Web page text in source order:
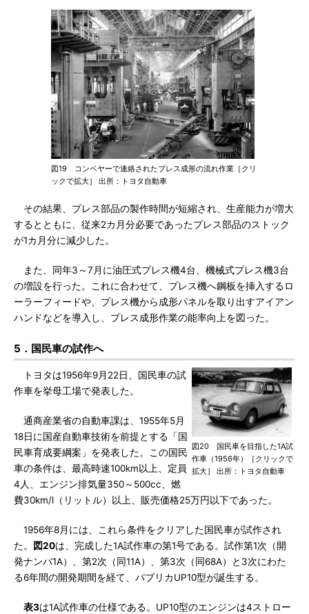
図19 コンベヤーで連絡されたプレス成形の流れ作業［クリ
ックで拡大］ 出所：トヨタ自動車
その結果、プレス部品の製作時間が短縮され、生産能力が増大
するとともに、従来2カ月分必要であったプレス部品のストック
が1カ月分に減少した。
また、同年3～7月に油圧式プレス機4台、機械式プレス機3台
の増設を行った。これに合わせて、プレス機へ鋼板を挿入するロ
ーラーフィードや、プレス機から成形パネルを取り出すアイアン
ハンドなどを導入し、プレス成形作業の能率向上を図った。
5．国民車の試作へ
図20 国民車を目指した1A試
作車（1956年）［クリックで
拡大］ 出所：トヨタ自動車
トヨタは1956年9月22日、国民車の試
作車を挙母工場で発表した。
通商産業省の自動車課は、1955年5月
18日に国産自動車技術を前提とする「国
民車育成要綱案」を発表した。この国民
車の条件は、最高時速100km以上、定員
4人、エンジン排気量350～500cc、燃
費30km/l（リットル）以上、販売価格25万円以下であった。
1956年8月には、これら条件をクリアした国民車が試作され
た。
図20は、完成した1A試作車の第1号である。試作第1次（開
発ナンバ1A）、第2次（同11A）、第3次（同68A）と3次にわた
る6年間の開発期間を経て、パブリカUP10型が誕生する。
表3は1A試作車の仕様である。UP10型のエンジンは4ストロー